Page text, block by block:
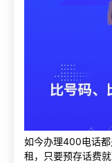
如今办理400电话
租，只要预存话费